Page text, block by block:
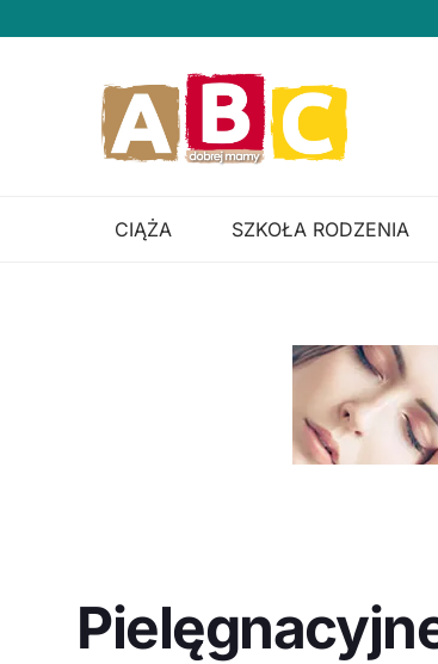
CIĄŻA SZKOŁA RODZENIA